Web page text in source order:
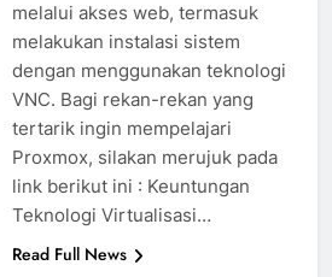
melalui akses web, termasuk
melakukan instalasi sistem
dengan menggunakan teknologi
VNC. Bagi rekan-rekan yang
tertarik ingin mempelajari
Proxmox, silakan merujuk pada
link berikut ini : Keuntungan
Teknologi Virtualisasi…
Read Full News